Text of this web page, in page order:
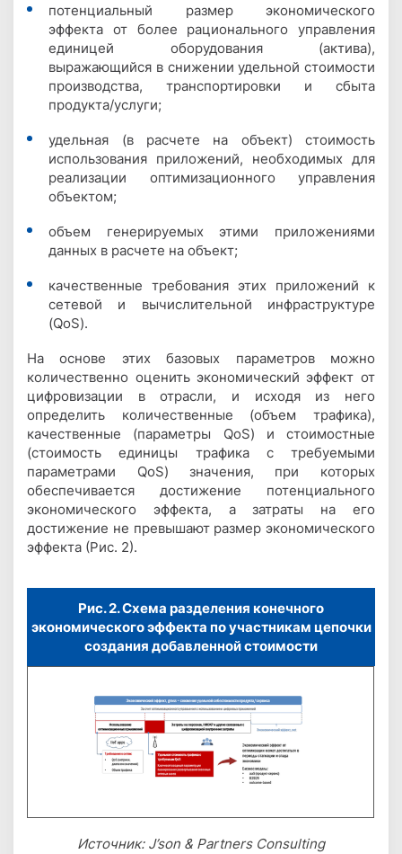
потенциальный размер экономического
эффекта от более рационального управления
единицей оборудования (актива),
выражающийся в снижении удельной стоимости
производства, транспортировки и сбыта
продукта/услуги;
удельная (в расчете на объект) стоимость
использования приложений, необходимых для
реализации оптимизационного управления
объектом;
объем генерируемых этими приложениями
данных в расчете на объект;
качественные требования этих приложений к
сетевой и вычислительной инфраструктуре
(QoS).
На основе этих базовых параметров можно
количественно оценить экономический эффект от
цифровизации в отрасли, и исходя из него
определить количественные (объем трафика),
качественные (параметры QoS) и стоимостные
(стоимость единицы трафика с требуемыми
параметрами QoS) значения, при которых
обеспечивается достижение потенциального
экономического эффекта, а затраты на его
достижение не превышают размер экономического
эффекта (Рис. 2).
Рис. 2. Схема разделения конечного
экономического эффекта по участникам цепочки
создания добавленной стоимости
Источник: J’son & Partners Consulting